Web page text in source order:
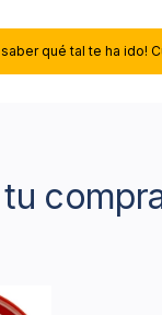
qué tal te ha ido!